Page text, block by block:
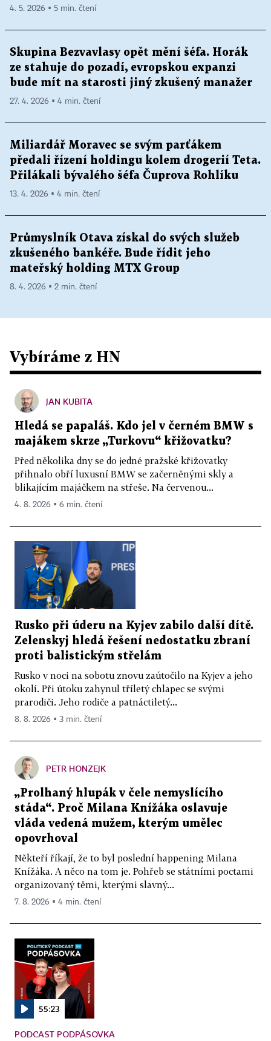
4. 5. 2026 ▪ 5 min. čtení
Skupina Bezvavlasy opět mění šéfa. Horák
ze stahuje do pozadí, evropskou expanzi
bude mít na starosti jiný zkušený manažer
27. 4. 2026 ▪ 4 min. čtení
Miliardář Moravec se svým parťákem
předali řízení holdingu kolem drogerií Teta.
Přilákali bývalého šéfa Čuprova Rohlíku
13. 4. 2026 ▪ 4 min. čtení
Průmyslník Otava získal do svých služeb
zkušeného bankéře. Bude řídit jeho
mateřský holding MTX Group
8. 4. 2026 ▪ 2 min. čtení
Vybíráme z HN
JAN KUBITA
Hledá se papaláš. Kdo jel v černém BMW s
majákem skrze „Turkovu“ křižovatku?
Před několika dny se do jedné pražské křižovatky
přihnalo obří luxusní BMW se začerněnými skly a
blikajícím majáčkem na střeše. Na červenou...
4. 8. 2026 ▪ 6 min. čtení
Rusko při úderu na Kyjev zabilo další dítě.
Zelenskyj hledá řešení nedostatku zbraní
proti balistickým střelám
Rusko v noci na sobotu znovu zaútočilo na Kyjev a jeho
okolí. Při útoku zahynul tříletý chlapec se svými
prarodiči. Jeho rodiče a patnáctiletý...
8. 8. 2026 ▪ 3 min. čtení
PETR HONZEJK
„Prolhaný hlupák v čele nemyslícího
stáda“. Proč Milana Knížáka oslavuje
vláda vedená mužem, kterým umělec
opovrhoval
Někteří říkají, že to byl poslední happening Milana
Knížáka. A něco na tom je. Pohřeb se státními poctami
organizovaný těmi, kterými slavný...
7. 8. 2026 ▪ 4 min. čtení
55:23
PODCAST PODPÁSOVKA